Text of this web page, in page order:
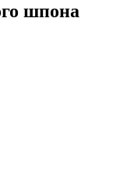
шпона